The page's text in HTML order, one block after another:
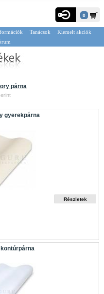
0
Tanácsok
Kiemelt akciók
párna
gyerekpárna